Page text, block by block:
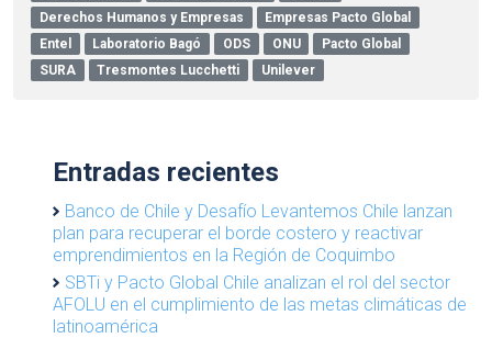
Derechos Humanos y Empresas
Empresas Pacto Global
Entel
Laboratorio Bagó ODS ONU
Pacto Global
SURA
Tresmontes Lucchetti Unilever
Entradas recientes
Banco de Chile y Desafío Levantemos Chile lanzan
plan para recuperar el borde costero y reactivar
emprendimientos en la Región de Coquimbo
SBTi y Pacto Global Chile analizan el rol del sector
AFOLU en el cumplimiento de las metas climáticas de
latinoamérica